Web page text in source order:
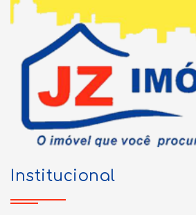
Institucional